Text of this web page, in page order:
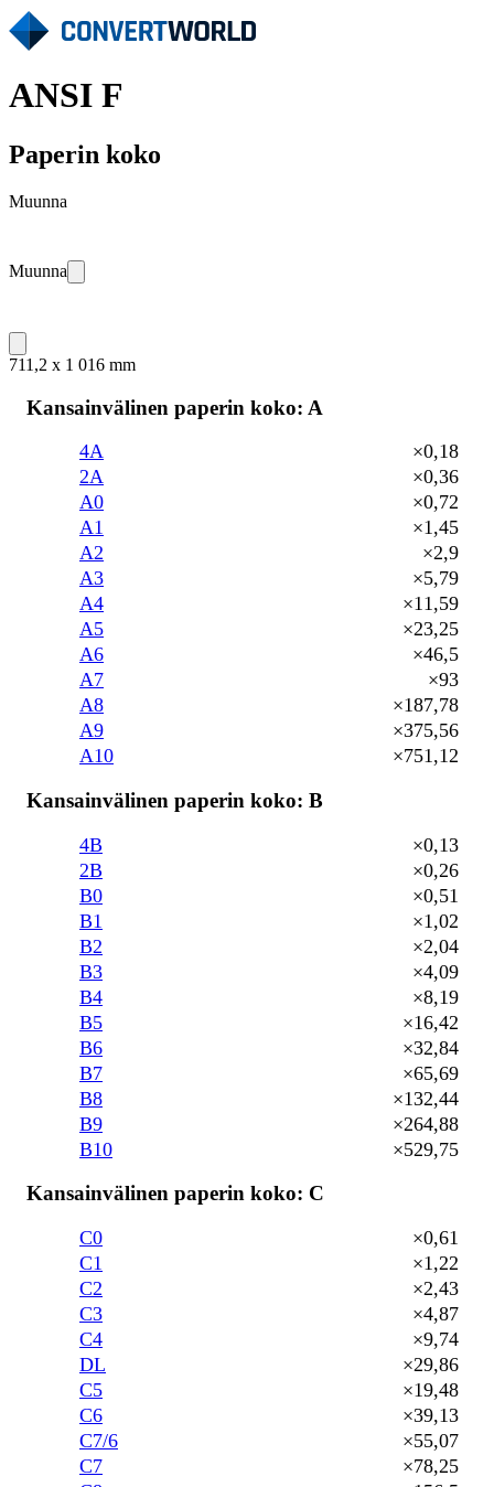
ANSI F
Paperin koko
Muunna
Muunna
711,2 x 1 016 mm
Kansainvälinen paperin koko: A
4A
×0,18
2A
×0,36
A0
×0,72
A1
×1,45
A2
×2,9
A3
×5,79
A4
×11,59
A5
×23,25
A6
×46,5
A7
×93
A8
×187,78
A9
×375,56
A10
×751,12
Kansainvälinen paperin koko: B
4B
×0,13
2B
×0,26
B0
×0,51
B1
×1,02
B2
×2,04
B3
×4,09
B4
×8,19
B5
×16,42
B6
×32,84
B7
×65,69
B8
×132,44
B9
×264,88
B10
×529,75
Kansainvälinen paperin koko: C
C0
×0,61
C1
×1,22
C2
×2,43
C3
×4,87
C4
×9,74
DL
×29,86
C5
×19,48
C6
×39,13
C7/6
×55,07
C7
×78,25